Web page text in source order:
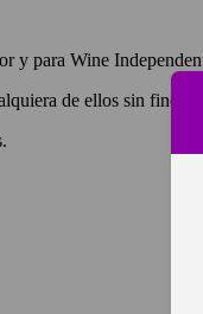
para Wine
de ellos sin fines